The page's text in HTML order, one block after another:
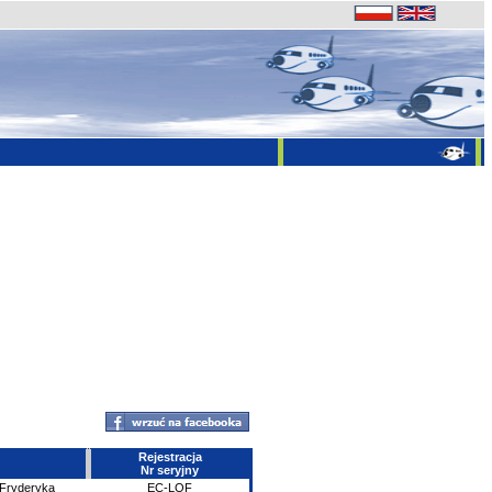
Rejestracja
Nr seryjny
EC-LOF